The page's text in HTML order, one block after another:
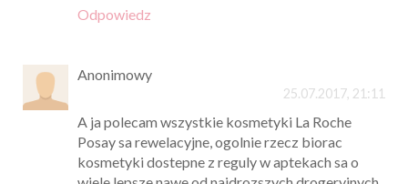
Odpowiedz
Anonimowy
25.07.2017, 21:11
A ja polecam wszystkie kosmetyki La Roche
Posay sa rewelacyjne, ogolnie rzecz biorac
kosmetyki dostepne z reguly w aptekach sa o